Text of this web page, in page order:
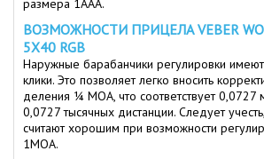
размера 1ААА.
ВОЗМОЖНОСТИ ПРИЦЕЛА VEBER
5Х40 RGB
Наружные барабанчики регулировки
клики. Это позволяет легко вносить
деления ¼ МОА, что соответствует 0,0727
0,0727 тысячных дистанции. Следует
считают хорошим при возможности
1МОА.